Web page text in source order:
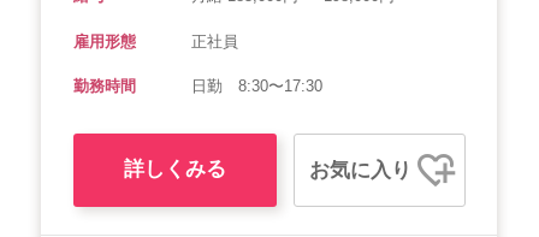
雇用形態 正社員
勤務時間 日勤 8:30〜17:30
詳しくみる お気に入り